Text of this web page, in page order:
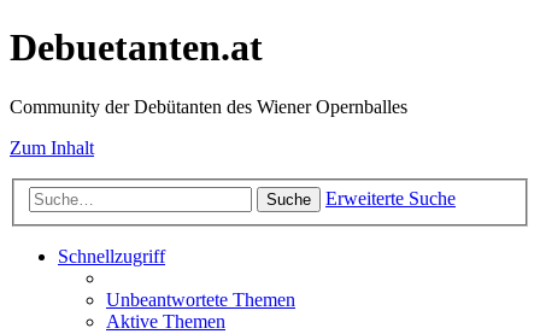
Debuetanten.at
Community der Debütanten des Wiener Opernballes
Zum Inhalt
Suche Erweiterte Suche
Schnellzugriff
Unbeantwortete Themen
Aktive Themen